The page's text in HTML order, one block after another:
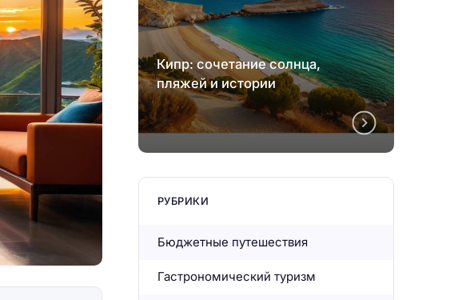
Кипр: сочетание солнца,
пляжей и истории
РУБРИКИ
Бюджетные путешествия
Гастрономический туризм